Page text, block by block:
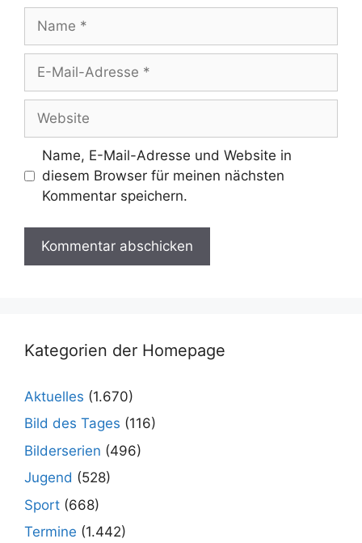
Name
Adresse
Website
Name, E-Mail-Adresse und Website in
diesem Browser für meinen nächsten
Kommentar speichern.
Kategorien der Homepage
Aktuelles (1.670)
Bild des Tages (116)
Bilderserien (496)
Jugend (528)
Sport (668)
Termine (1.442)